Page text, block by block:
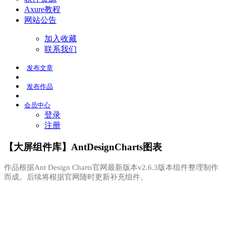
Axure教程
网站公告
加入收藏
联系我们
发布文章
发布作品
会员中心
登录
注册
【大屏组件库】AntDesignCharts图表
作品根据Ant Design Charts官网最新版本v2.6.3版本组件整理制作
而成。后续将根据官网随时更新补充组件。